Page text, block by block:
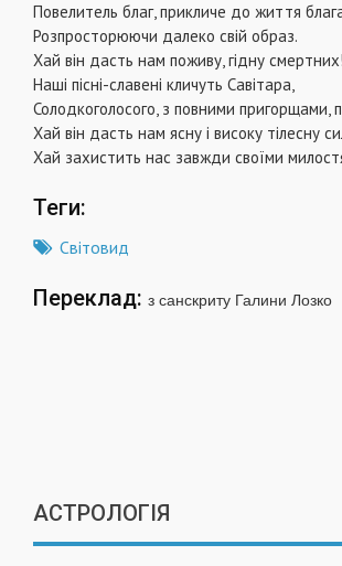
Повелитель благ, прикличе до життя
Розпросторюючи далеко свій образ.
Хай він дасть нам поживу, гідну смертних!
Наші пісні-славені кличуть Савітара,
Солодкоголосого, з повними пригорщами,
Хай він дасть нам ясну і високу тілесну
Хай захистить нас завжди своїми
Теги:
Світовид
Переклад: з санскриту Галини Лозко
АСТРОЛОГІЯ